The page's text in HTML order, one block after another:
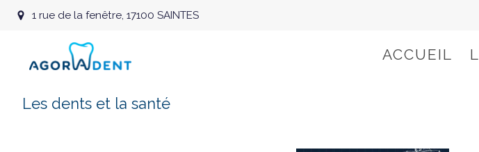
1 rue de la fenêtre, 17100 SAINTES
ACCUEIL
Les dents et la santé